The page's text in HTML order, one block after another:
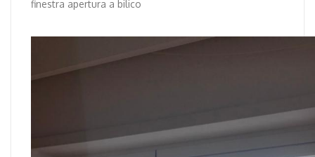
finestra apertura a bilico